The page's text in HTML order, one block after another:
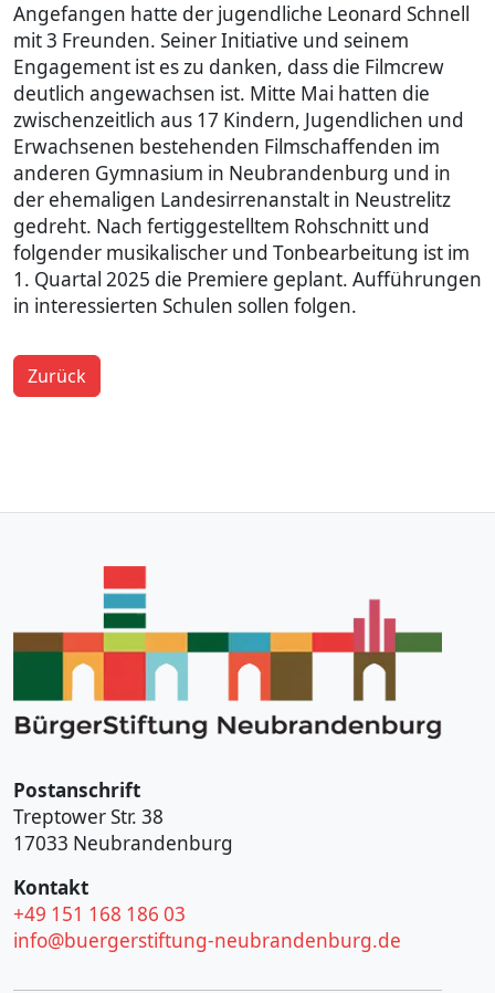
Angefangen hatte der jugendliche Leonard Schnell
mit 3 Freunden. Seiner Initiative und seinem
Engagement ist es zu danken, dass die Filmcrew
deutlich angewachsen ist. Mitte Mai hatten die
zwischenzeitlich aus 17 Kindern, Jugendlichen und
Erwachsenen bestehenden Filmschaffenden im
anderen Gymnasium in Neubrandenburg und in
der ehemaligen Landesirrenanstalt in Neustrelitz
gedreht. Nach fertiggestelltem Rohschnitt und
folgender musikalischer und Tonbearbeitung ist im
1. Quartal 2025 die Premiere geplant. Aufführungen
in interessierten Schulen sollen folgen.
Zurück
Postanschrift
Treptower Str. 38
17033 Neubrandenburg
Kontakt
+49 151 168 186 03
info@buergerstiftung-neubrandenburg.de